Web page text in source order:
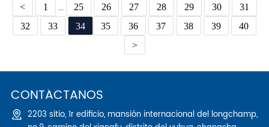
< 1 ... 25 26 27 28 29 30
31
32
33 34 35 36 37 38 39
40
>
CONTÁCTANOS
2203 sitio, 1r edificio, mansión internacional del longchamp,